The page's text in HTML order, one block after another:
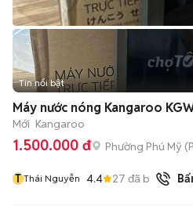
Tin nổi bật
Máy nước nóng Kangaroo
Mới Kangaroo
1.500.000 đ Phường Phú Mỹ (
T Thái Nguyễn 4.4 27 đã bán